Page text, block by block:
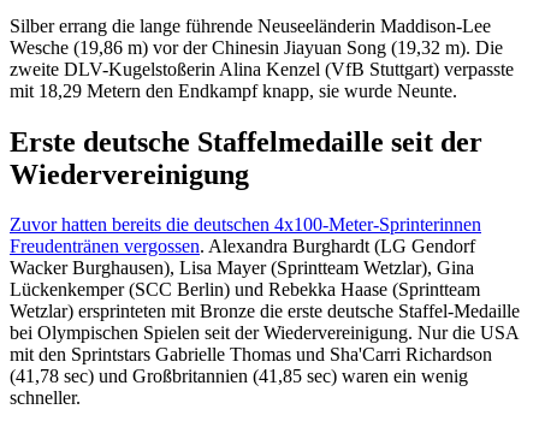
Silber errang die lange führende Neuseeländerin Maddison-Lee
Wesche (19,86 m) vor der Chinesin Jiayuan Song (19,32 m). Die
zweite DLV-Kugelstoßerin Alina Kenzel (VfB Stuttgart) verpasste
mit 18,29 Metern den Endkampf knapp, sie wurde Neunte.
Erste deutsche Staffelmedaille seit der
Wiedervereinigung
Zuvor hatten bereits die deutschen 4x100-Meter-Sprinterinnen
Freudentränen vergossen. Alexandra Burghardt (LG Gendorf
Wacker Burghausen), Lisa Mayer (Sprintteam Wetzlar), Gina
Lückenkemper (SCC Berlin) und Rebekka Haase (Sprintteam
Wetzlar) ersprinteten mit Bronze die erste deutsche Staffel-Medaille
bei Olympischen Spielen seit der Wiedervereinigung. Nur die USA
mit den Sprintstars Gabrielle Thomas und Sha'Carri Richardson
(41,78 sec) und Großbritannien (41,85 sec) waren ein wenig
schneller.